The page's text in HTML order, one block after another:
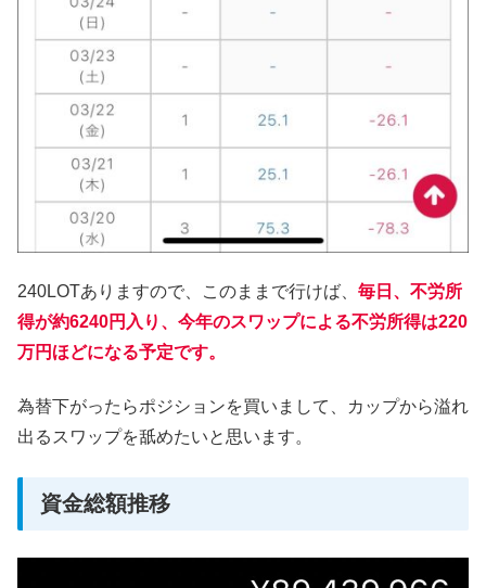
240LOTありますので、このままで行けば、 毎日、不労所
得が約6240円入り、今年のスワップによる不労所得は220
万円ほどになる予定です。
為替下がったらポジションを買いまして、カップから溢れ
出るスワップを舐めたいと思います。
資金総額推移